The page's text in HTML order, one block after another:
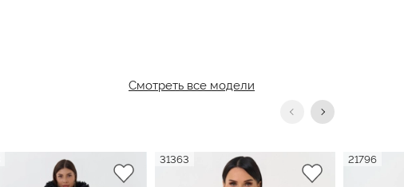
Смотреть все модели
31363 21796